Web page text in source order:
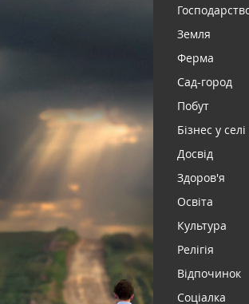
Земля
Ферма
Сад-город
Побут
Бізнес у селі
Досвід
Здоров'я
Освіта
Культура
Релігія
Відпочинок
Соціалка